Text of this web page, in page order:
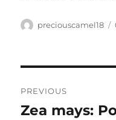
Author
preciouscamel18
pos
PREVIOUS
Previous
Zea mays: